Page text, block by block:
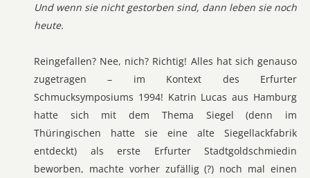
Und wenn sie nicht gestorben sind, dann leben sie noch
heute.
Reingefallen? Nee, nich? Richtig! Alles hat sich genauso
zugetragen – im Kontext des Erfurter
Schmucksymposiums 1994! Katrin Lucas aus Hamburg
hatte sich mit dem Thema Siegel (denn im
Thüringischen hatte sie eine alte Siegellackfabrik
entdeckt) als erste Erfurter Stadtgoldschmiedin
beworben, machte vorher zufällig (?) noch mal einen